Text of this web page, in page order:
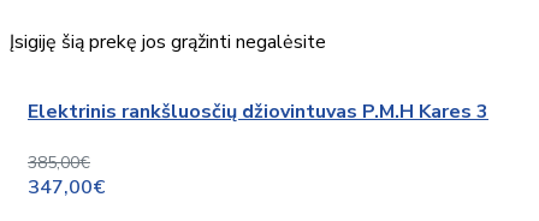
Įsigiję šią prekę jos grąžinti negalėsite
Elektrinis rankšluosčių džiovintuvas P.M.H Kares 3
385,00€
347,00€